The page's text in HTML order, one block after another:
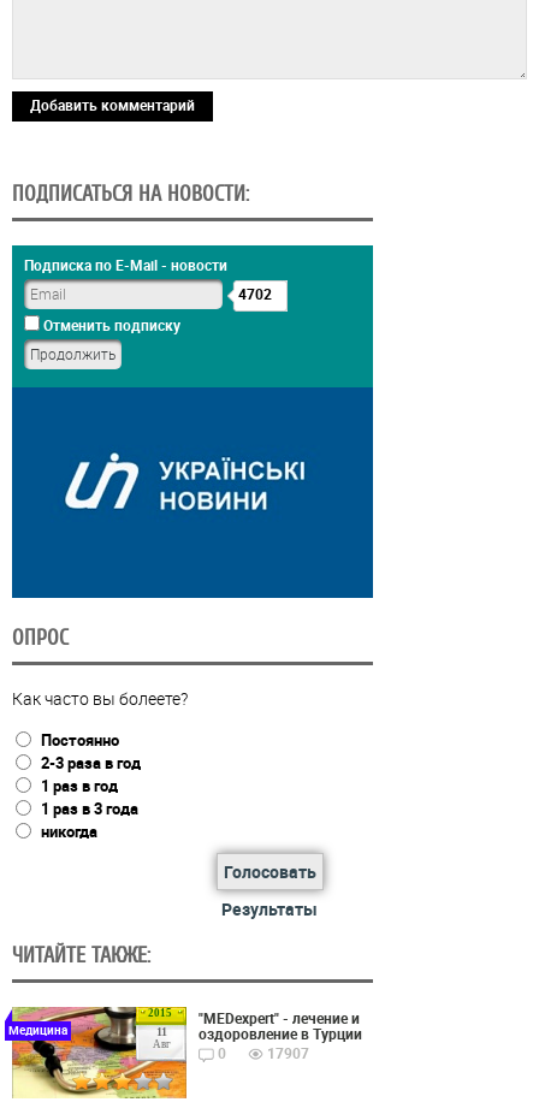
Добавить комментарий
ПОДПИСАТЬСЯ НА НОВОСТИ:
Подписка по E-Mail - новости
4702
Отменить подписку
ОПРОС
Как часто вы болеете?
Постоянно
2-3 раза в год
1 раз в год
1 раз в 3 года
никогда
Голосовать
Результаты
ЧИТАЙТЕ ТАКЖЕ:
2015
11
Авг
Медицина
"MEDexpert" - лечение и
оздоровление в Турции
0
17907